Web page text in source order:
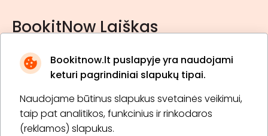
Bookitnow.lt puslapyje yra naudojami
keturi pagrindiniai slapukų tipai.
Naudojame būtinus slapukus svetainės veikimui,
taip pat analitikos, funkcinius ir rinkodaros
(reklamos) slapukus.
BookitNow Laiškas
* Susipažinau su privatumo politika